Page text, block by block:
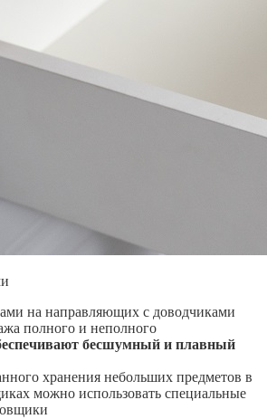
на направляющих с доводчиками
полного и неполного
бесшумный и плавный
хранения небольших предметов в
можно использовать специальные